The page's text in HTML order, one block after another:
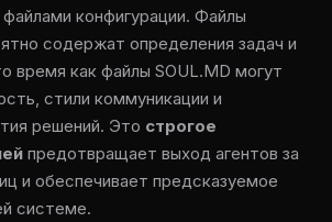
конфигурации. Файлы
содержат определения задач и
время как файлы SOUL.MD могут
стили коммуникации и
решений. Это строгое
предотвращает выход агентов за
и обеспечивает предсказуемое
системе.